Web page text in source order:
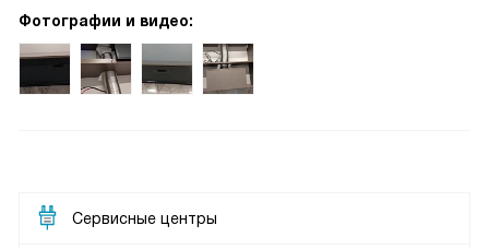
Фотографии и видео:
Сервисные центры